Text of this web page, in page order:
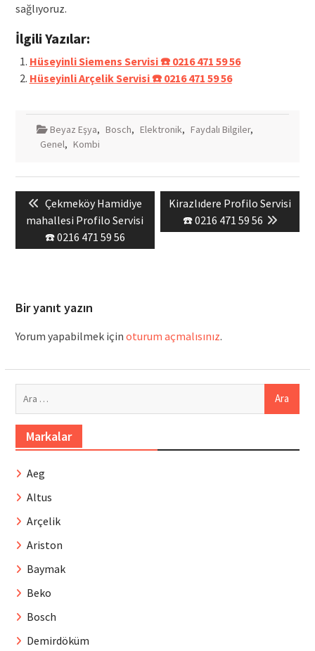
sağlıyoruz.
İlgili Yazılar:
Hüseyinli Siemens Servisi ☎️ 0216 471 59 56
Hüseyinli Arçelik Servisi ☎️ 0216 471 59 56
Beyaz Eşya, Bosch, Elektronik, Faydalı Bilgiler,
Genel, Kombi
gezinmesi
Previous
post:
Çekmeköy Hamidiye
mahallesi Profilo Servisi
☎️ 0216 471 59 56
Next
post:
Kirazlıdere Profilo Servisi
☎️ 0216 471 59 56
Bir yanıt yazın
Yorum yapabilmek için oturum açmalısınız.
Markalar
Aeg
Altus
Arçelik
Ariston
Baymak
Beko
Bosch
Demirdöküm